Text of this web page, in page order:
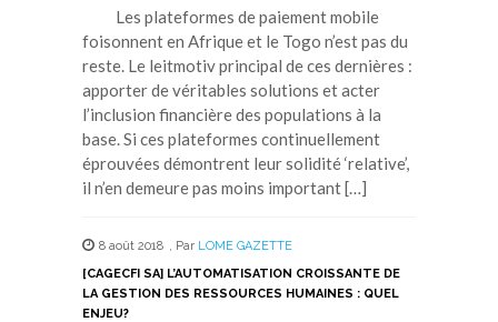
Les plateformes de paiement mobile
foisonnent en Afrique et le Togo n’est pas du
reste. Le leitmotiv principal de ces dernières :
apporter de véritables solutions et acter
l’inclusion financière des populations à la
base. Si ces plateformes continuellement
éprouvées démontrent leur solidité ‘relative’,
il n’en demeure pas moins important […]
8 août 2018 , Par LOME GAZETTE
[CAGECFI SA] L’AUTOMATISATION CROISSANTE DE
LA GESTION DES RESSOURCES HUMAINES : QUEL
ENJEU?